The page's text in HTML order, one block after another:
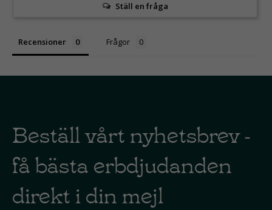
Ställ en fråga
Recensioner Frågor
Beställ vårt nyhetsbrev -
få bästa erbdjudanden
direkt i din mejl